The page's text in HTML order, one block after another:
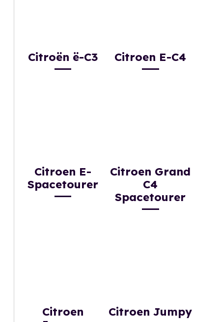
Citroën ë-C3 Citroen E-C4
Citroen E-
Spacetourer
Citroen Grand
C4
Spacetourer
Citroen
Citroen Jumpy